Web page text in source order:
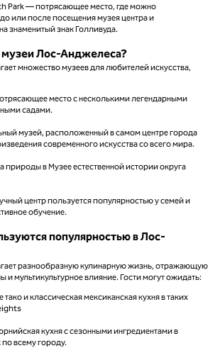
Park — потрясающее место, где можно
или после посещения музея центра и
знаменитый знак Голливуда.
Лос-Анджелеса?
множество музеев для любителей искусства,
место с несколькими легендарными
садами.
музей, расположенный в самом центре города
современного искусства со всего мира.
природы в Музее естественной истории округа
центр пользуется популярностью у семей и
обучение.
популярностью в Лос-
разнообразную кулинарную жизнь, отражающую
и мультикультурное влияние. Гости могут ожидать:
тако и классическая мексиканская кухня в таких
кухня с сезонными ингредиентами в
всему городу.